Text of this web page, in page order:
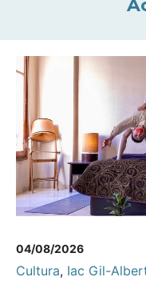
04/08/2026
Cultura, Iac Gil-